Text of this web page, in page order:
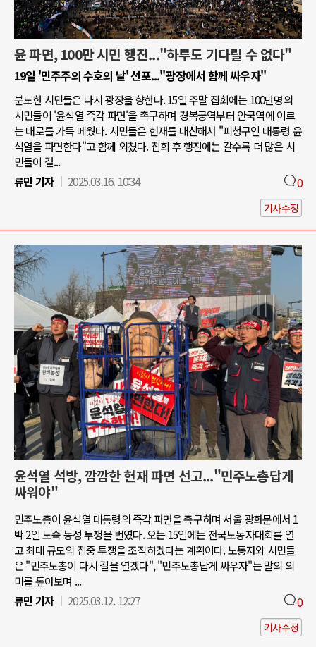
윤 파면, 100만 시민 행진..."하루도 기다릴 수 없다"
19일 '민주주의 수호의 날' 선포..."광장에서 함께 싸우자"
분노한 시민들은 다시 광장을 향한다. 15일 주말 집회에는 100만명의
시민들이 '윤석열 즉각 파면'을 촉구하며 경복궁역부터 안국역에 이르
는 대로를 가득 메웠다. 시민들은 헌재를 대신해서 "피청구인 대통령 윤
석열을 파면한다"고 함께 외쳤다. 집회 후 행진에는 갈수록 더 많은 시
민들이 결...
류민 기자
2025.03.16. 10:34 0
기사수정
윤석열 석방, 깜깜한 헌재 파면 선고..."민주노총답게
싸워야"
민주노총이 윤석열 대통령의 즉각 파면을 촉구하며 서울 광화문에서 1
박 2일 노숙 농성 투쟁을 벌였다. 오는 15일에는 전국노동자대회를 열
고 최대 규모의 집중 투쟁을 조직하겠다는 계획이다. 노동자와 시민들
은 "민주노총이 다시 길을 열겠다", "민주노총답게 싸우자"는 말의 의
미를 톺아보며 ...
류민 기자
2025.03.12. 12:27 0
기사수정